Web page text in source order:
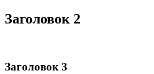
Заголовок 2
Заголовок 3